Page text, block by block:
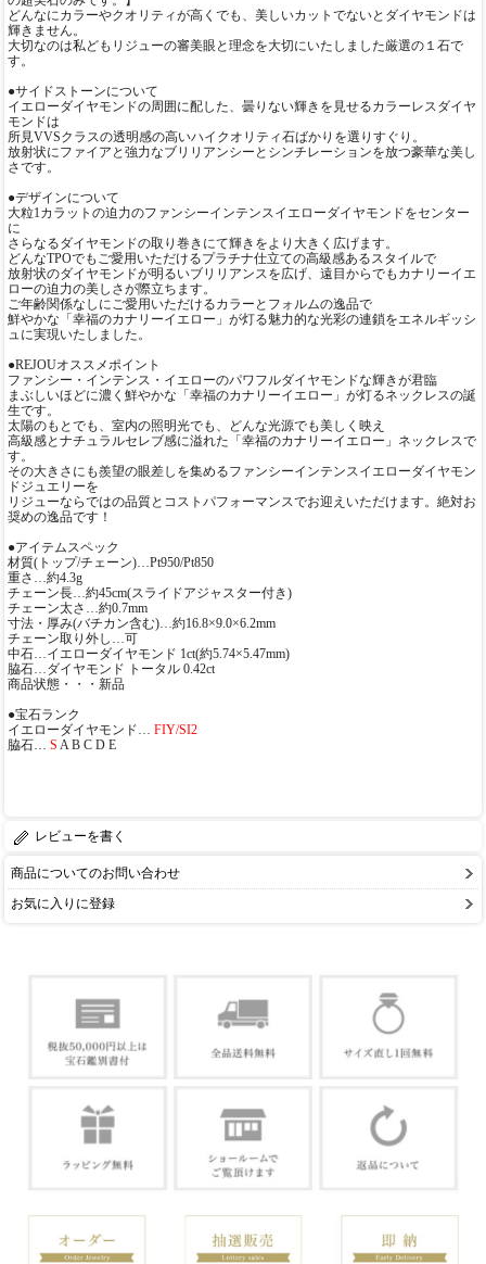
どんなにカラーやクオリティが高くでも、美しいカットでないとダイヤモンドは
輝きません。
大切なのは私どもリジューの審美眼と理念を大切にいたしました厳選の１石で
す。
●サイドストーンについて
イエローダイヤモンドの周囲に配した、曇りない輝きを見せるカラーレスダイヤ
モンドは
所見VVSクラスの透明感の高いハイクオリティ石ばかりを選りすぐり。
放射状にファイアと強力なブリリアンシーとシンチレーションを放つ豪華な美し
さです。
●デザインについて
大粒1カラットの迫力のファンシーインテンスイエローダイヤモンドをセンター
に
さらなるダイヤモンドの取り巻きにて輝きをより大きく広げます。
どんなTPOでもご愛用いただけるプラチナ仕立ての高級感あるスタイルで
放射状のダイヤモンドが明るいブリリアンスを広げ、遠目からでもカナリーイエ
ローの迫力の美しさが際立ちます。
ご年齢関係なしにご愛用いただけるカラーとフォルムの逸品で
鮮やかな「幸福のカナリーイエロー」が灯る魅力的な光彩の連鎖をエネルギッシ
ュに実現いたしました。
●REJOUオススメポイント
ファンシー・インテンス・イエローのパワフルダイヤモンドな輝きが君臨
まぶしいほどに濃く鮮やかな「幸福のカナリーイエロー」が灯るネックレスの誕
生です。
太陽のもとでも、室内の照明光でも、どんな光源でも美しく映え
高級感とナチュラルセレブ感に溢れた「幸福のカナリーイエロー」ネックレスで
す。
その大きさにも羨望の眼差しを集めるファンシーインテンスイエローダイヤモン
ドジュエリーを
リジューならではの品質とコストパフォーマンスでお迎えいただけます。絶対お
奨めの逸品です！
●アイテムスペック
材質(トップ/チェーン)…Pt950/Pt850
重さ…約4.3g
チェーン長…約45cm(スライドアジャスター付き)
チェーン太さ…約0.7mm
寸法・厚み(バチカン含む)…約16.8×9.0×6.2mm
チェーン取り外し…可
中石…イエローダイヤモンド 1ct(約5.74×5.47mm)
脇石…ダイヤモンド トータル 0.42ct
商品状態・・・新品
●宝石ランク
イエローダイヤモンド… FIY/SI2
脇石… S A B C D E
レビューを書く
商品についてのお問い合わせ
お気に入りに登録